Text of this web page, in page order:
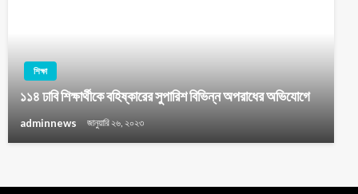
শিক্ষা
১১৪ ঢাবি শিক্ষার্থীকে বহিষ্কারের সুপারিশ বিভিন্ন অপরাধের অভিযোগে
adminnews জানুয়ারি ২৬, ২০২৩